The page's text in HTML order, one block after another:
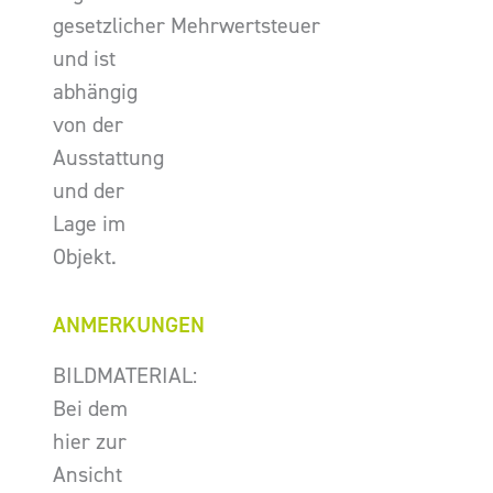
gesetzlicher Mehrwertsteuer
und ist
abhängig
von der
Ausstattung
und der
Lage im
Objekt.
ANMERKUNGEN
BILDMATERIAL:
Bei dem
hier zur
Ansicht